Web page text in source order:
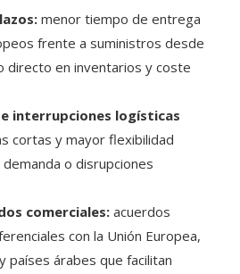
menor tiempo de entrega
frente a suministros desde
directo en inventarios y coste
interrupciones logísticas
cortas y mayor flexibilidad
o disrupciones
comerciales: acuerdos
con la Unión Europea,
países árabes que facilitan